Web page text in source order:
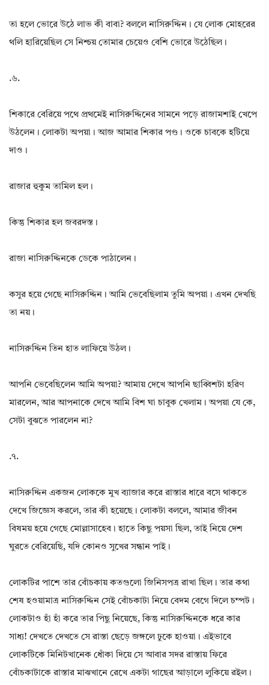
তা হলে ভোরে উঠে লাভ কী বাবা? বললে নাসিরুদ্দিন। যে লোক মোহরের
থলি হারিয়েছিল সে নিশ্চয় তোমার চেয়েও বেশি ভোরে উঠেছিল।
.৬.
শিকারে বেরিয়ে পথে প্রথমেই নাসিরুদ্দিনের সামনে পড়ে রাজামশাই খেপে
উঠলেন। লোকটা অপয়া। আজ আমার শিকার পণ্ড। ওকে চাবকে হটিয়ে
দাও।
রাজার হুকুম তামিল হল।
কিন্তু শিকার হল জবরদস্ত।
রাজা নাসিরুদ্দিনকে ডেকে পাঠালেন।
কসুর হয়ে গেছে নাসিরুদ্দিন। আমি ভেবেছিলাম তুমি অপয়া। এখন দেখছি
তা নয়।
নাসিরুদ্দিন তিন হাত লাফিয়ে উঠল।
আপনি ভেবেছিলেন আমি অপয়া? আমায় দেখে আপনি ছাব্বিশটা হরিণ
মারলেন, আর আপনাকে দেখে আমি বিশ ঘা চাবুক খেলাম। অপয়া যে কে,
সেটা বুঝতে পারলেন না?
.৭.
নাসিরুদ্দিন একজন লোককে মুখ ব্যাজার করে রাস্তার ধারে বসে থাকতে
দেখে জিজ্ঞেস করলে, তার কী হয়েছে। লোকটা বললে, আমার জীবন
বিষময় হয়ে গেছে মোল্লাসাহেব। হাতে কিছু পয়সা ছিল, তাই নিয়ে দেশ
ঘুরতে বেরিয়েছি, যদি কোনও সুখের সন্ধান পাই।
লোকটির পাশে তার বোঁচকায় কতগুলো জিনিসপত্র রাখা ছিল। তার কথা
শেষ হওয়ামাত্র নাসিরুদ্দিন সেই বোঁচকাটা নিয়ে বেদম বেগে দিলে চম্পট।
লোকটাও হাঁ হাঁ করে তার পিছু নিয়েছে, কিন্তু নাসিরুদ্দিনকে ধরে কার
সাধ্য! দেখতে দেখতে সে রাস্তা ছেড়ে জঙ্গলে ঢুকে হাওয়া। এইভাবে
লোকটিকে মিনিটখানেক ধোঁকা দিয়ে সে আবার সদর রাস্তায় ফিরে
বোঁচকাটাকে রাস্তার মাঝখানে রেখে একটা গাছের আড়ালে লুকিয়ে রইল।